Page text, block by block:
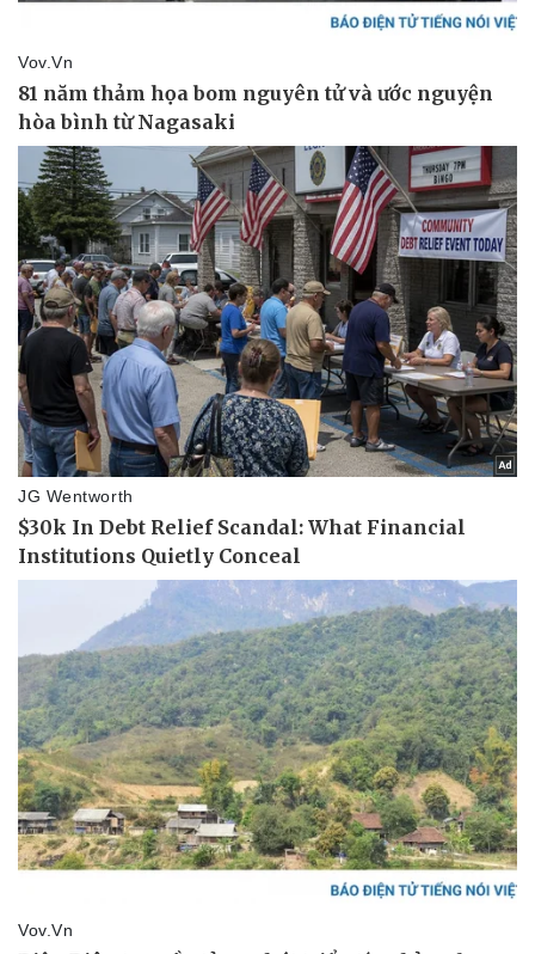
Thể thao
Bóng đá
Lịch thi đấu bóng đá
Thế giới thể thao
eSports
Hậu trường
Ô tô - Xe máy
Ô tô
Xe máy
Tư vấn